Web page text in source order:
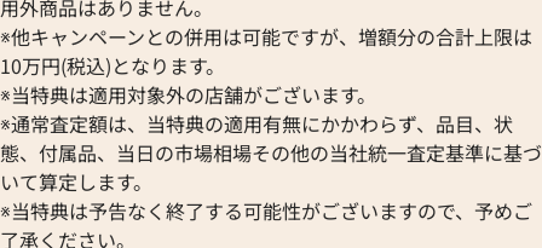
用外商品はありません。
※他キャンペーンとの併用は可能ですが、増額分の合計上限は
10万円(税込)となります。
※当特典は適用対象外の店舗がございます。
※通常査定額は、当特典の適用有無にかかわらず、品目、状
態、付属品、当日の市場相場その他の当社統一査定基準に基づ
いて算定します。
※当特典は予告なく終了する可能性がございますので、予めご
了承ください。